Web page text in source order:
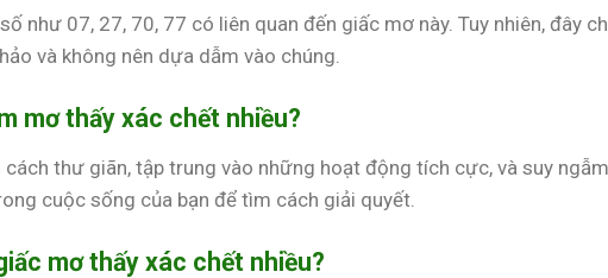
như 07, 27, 70, 77 có liên quan đến giấc mơ này. Tuy nhiên, đây
và không nên dựa dẫm vào chúng.
mơ thấy xác chết nhiều?
thư giãn, tập trung vào những hoạt động tích cực, và suy
cuộc sống của bạn để tìm cách giải quyết.
mơ thấy xác chết nhiều?